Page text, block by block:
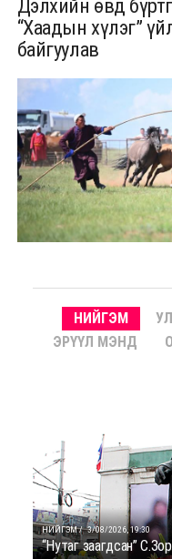
Дэлхийн өвд
“Хаадын хүлэг”
байгуулав
НИЙГЭМ
ЭРҮҮЛ МЭНД
НИЙГЭМ / 3/08/2026, 19:30
“Нутаг заагдсан”